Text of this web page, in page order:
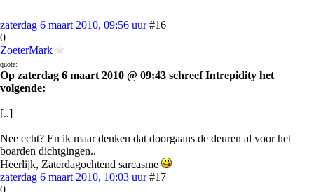
zaterdag 6 maart 2010, 09:56 uur #16
0
ZoeterMark
quote:
Op zaterdag 6 maart 2010 @ 09:43 schreef Intrepidity het
volgende:
[..]
Nee echt? En ik maar denken dat doorgaans de deuren al voor het
boarden dichtgingen..
Heerlijk, Zaterdagochtend sarcasme
zaterdag 6 maart 2010, 10:03 uur #17
0